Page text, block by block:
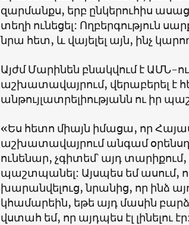
զարմանքս, երբ ընկերուհիս
տեղի ունեցել: Ողբերգություն
նրա հետ, և վայելել այն, ինչ
Այժմ Մարինեն բնակվում է ԱՄՆ-
աշխատավայրում, վերաբերել է
անթույլատրելիությանն ու իր
«Ես հետո միայն իմացա, որ
աշխատավայրում անգամ
ունենար, չգիտեմ՝ այդ
պաշտպանել: Այսպես եմ ասում,
խարանվելուց, նրանից, որ ինձ
կհամարեին, եթե այդ մասին
վստահ եմ, որ այդպես էլ